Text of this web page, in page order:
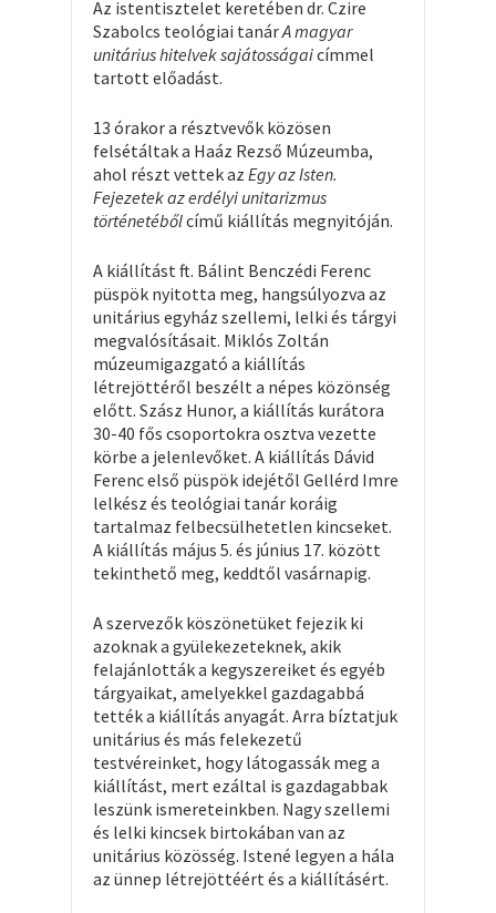
Az istentisztelet keretében dr. Czire
Szabolcs teológiai tanárA magyar
unitárius hitelvek sajátosságaicímmel
tartott előadást.
13 órakor a résztvevők közösen
felsétáltak a Haáz Rezső Múzeumba,
ahol részt vettek az Egy az Isten.
Fejezetek az erdélyi unitarizmus
történetébőlcímű kiállítás megnyitóján.
A kiállítást ft. Bálint Benczédi Ferenc
püspök nyitotta meg, hangsúlyozva az
unitárius egyház szellemi, lelki és tárgyi
megvalósításait. Miklós Zoltán
múzeumigazgató a kiállítás
létrejöttéről beszélt a népes közönség
előtt. Szász Hunor, a kiállítás kurátora
30-40 fős csoportokra osztva vezette
körbe a jelenlevőket. A kiállítás Dávid
Ferenc első püspök idejétől Gellérd Imre
lelkész és teológiai tanár koráig
tartalmaz felbecsülhetetlen kincseket.
A kiállítás május 5. és június 17. között
tekinthető meg, keddtől vasárnapig.
A szervezők köszönetüket fejezik ki
azoknak a gyülekezeteknek, akik
felajánlották a kegyszereiket és egyéb
tárgyaikat, amelyekkel gazdagabbá
tették a kiállítás anyagát. Arra bíztatjuk
unitárius és más felekezetű
testvéreinket, hogy látogassák meg a
kiállítást, mert ezáltal is gazdagabbak
leszünk ismereteinkben. Nagy szellemi
és lelki kincsek birtokában van az
unitárius közösség. Istené legyen a hála
az ünnep létrejöttéért és a kiállításért.